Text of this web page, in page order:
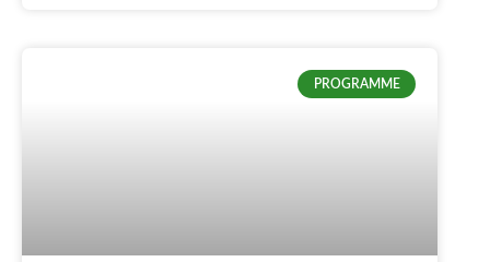
PROGRAMME